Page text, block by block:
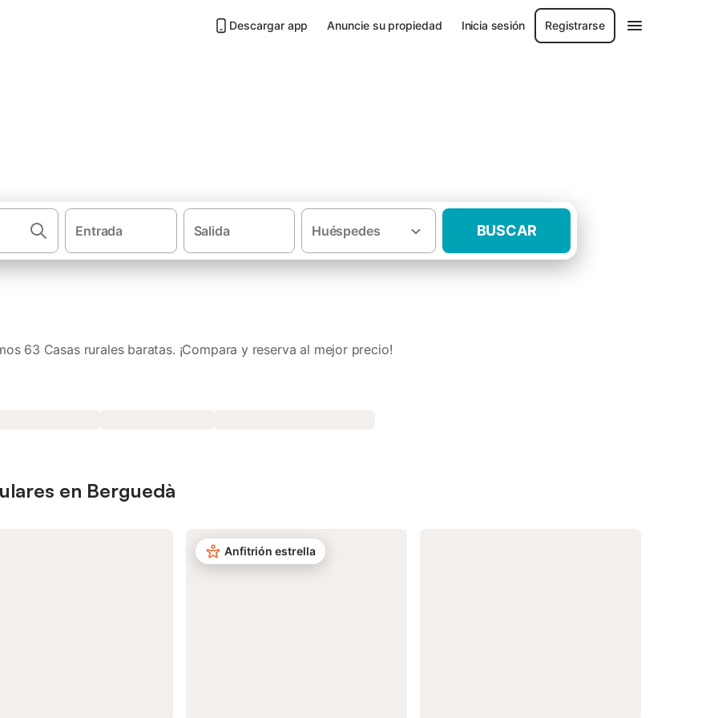
Descargar app Anuncie su propiedad Inicia sesión Registrarse
Entrada Salida Huéspedes BUSCAR
63 Casas rurales baratas. ¡Compara y reserva al mejor precio!
en Berguedà
Anfitrión estrella